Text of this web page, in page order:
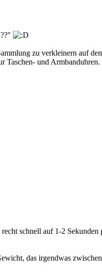
zu verkleinern auf
Taschen- und Armbanduhren.
schnell auf 1-2
das irgendwas